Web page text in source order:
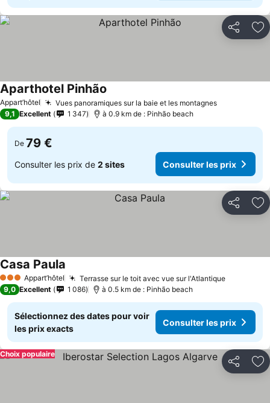
Partager
Appart’hôtel Vues panoramiques sur la baie et les montagnesConsulter
Aparthotel Pinhão
9,1 Excellent 1 347 à 0.9 km de : Pinhão beach
De 79 €
Consulter les prix de 2 sites Consulter les prix
Partager
3 ÉtoilesAppart’hôtel Terrasse sur le toit avec vue sur l'Atlantique
Casa Paula
9,0 Excellent 1 086 à 0.5 km de : Pinhão beach
Sélectionnez des dates pour voir
les prix exacts
Consulter les prix
Partager
Choix populaire